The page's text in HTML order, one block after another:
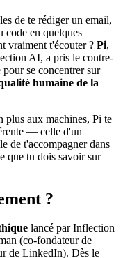
de te rédiger un email,
code en quelques
vraiment t'écouter ? Pi,
AI, a pris le contre-
se concentrer sur
humaine de la
plus aux machines, Pi te
— celle d'un
de t'accompagner dans
que tu dois savoir sur
?
lancé par Inflection
(co-fondateur de
de LinkedIn). Dès le